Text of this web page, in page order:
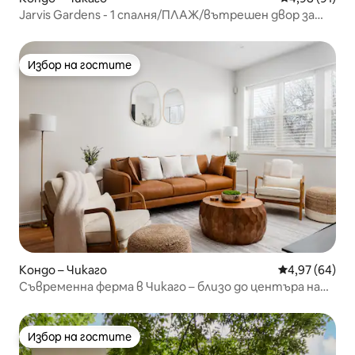
Jarvis Gardens - 1 спалня/ПЛАЖ/вътрешен двор за
Избор на гостите
Избор на гостите
Кондо – Чикаго Средна
4,97 (64)
Съвременна ферма в Чикаго – близо до центъра на
Избор на гостите
Избор на гостите